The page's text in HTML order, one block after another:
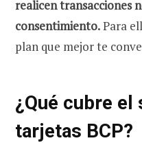
realicen transacciones
consentimiento.Para
plan que mejor te
¿Qué cubre el
tarjetas BCP?